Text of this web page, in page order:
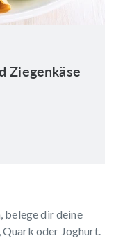
Ziegenkäse
belege dir deine
Quark oder Joghurt.